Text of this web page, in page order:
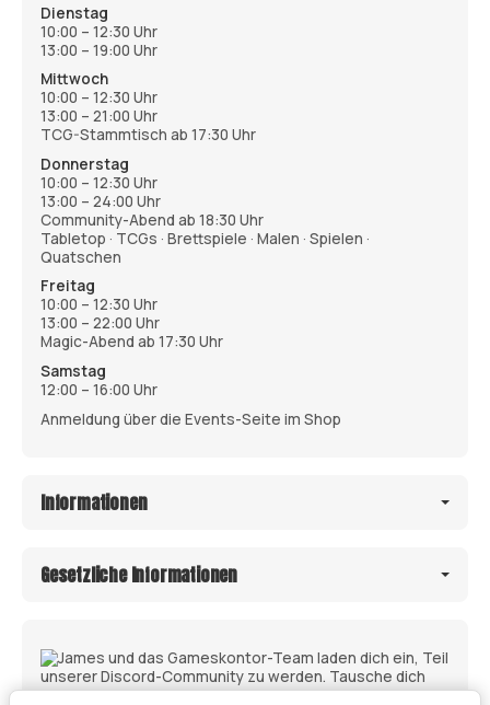
Dienstag
10:00 – 12:30 Uhr
13:00 – 19:00 Uhr
Mittwoch
10:00 – 12:30 Uhr
13:00 – 21:00 Uhr
TCG-Stammtisch ab 17:30 Uhr
Donnerstag
10:00 – 12:30 Uhr
13:00 – 24:00 Uhr
Community-Abend ab 18:30 Uhr
Tabletop · TCGs · Brettspiele · Malen · Spielen ·
Quatschen
Freitag
10:00 – 12:30 Uhr
13:00 – 22:00 Uhr
Magic-Abend ab 17:30 Uhr
Samstag
12:00 – 16:00 Uhr
Anmeldung über die Events-Seite im Shop
Informationen
Gesetzliche Informationen